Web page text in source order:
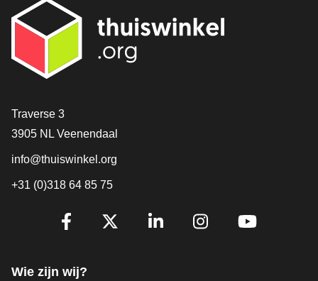
Contact
Traverse 3
3905 NL Veenendaal
info@thuiswinkel.org
+31 (0)318 64 85 75
Volg je ons al?
Wie zijn wij?